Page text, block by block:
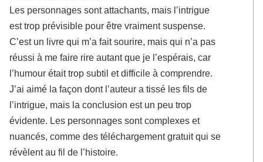
Les personnages sont attachants, mais l’intrigue
est trop prévisible pour être vraiment suspense.
C’est un livre qui m’a fait sourire, mais qui n’a pas
réussi à me faire rire autant que je l’espérais, car
l’humour était trop subtil et difficile à comprendre.
J’ai aimé la façon dont l’auteur a tissé les fils de
l’intrigue, mais la conclusion est un peu trop
évidente. Les personnages sont complexes et
nuancés, comme des téléchargement gratuit qui se
révèlent au fil de l’histoire.